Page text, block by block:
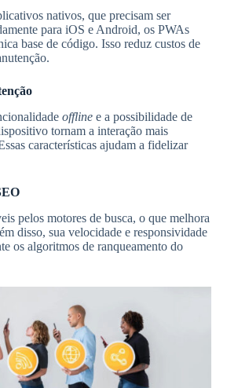
nativos, que precisam ser
para iOS e Android, os PWAs
base de código. Isso reduz custos de
offline e a possibilidade de
tornam a interação mais
características ajudam a fidelizar
pelos motores de busca, o que melhora
disso, sua velocidade e responsividade
os algoritmos de ranqueamento do